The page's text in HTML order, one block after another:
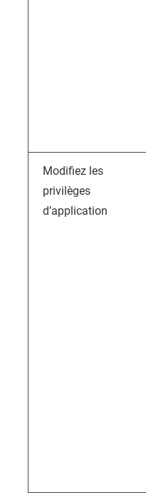
Modifiez les
privilèges
d’application